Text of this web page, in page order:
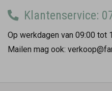
Klantenservice:
Op werkdagen van 09:00 tot
Mailen mag ook: